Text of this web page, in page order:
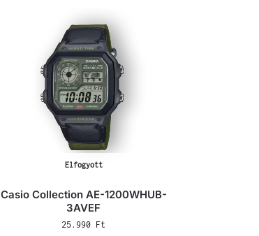
Elfogyott
Casio Collection AE-1200WHUB-
3AVEF
25.990 Ft